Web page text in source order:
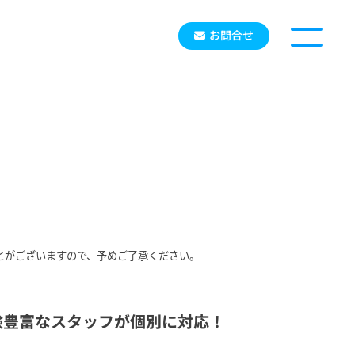
お問合せ
ございますので、予めご了承ください。
富なスタッフが個別に対応！